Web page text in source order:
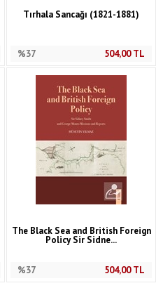
Tırhala Sancağı (1821-1881)
%37 504,00TL
The Black Sea and British Foreign
Policy Sir Sidne...
%37 504,00TL